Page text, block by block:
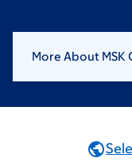
More About MSK